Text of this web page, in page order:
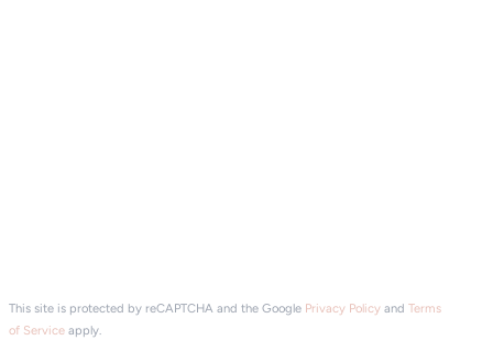
This site is protected by reCAPTCHA and the Google Privacy Policy and Terms
of Service apply.